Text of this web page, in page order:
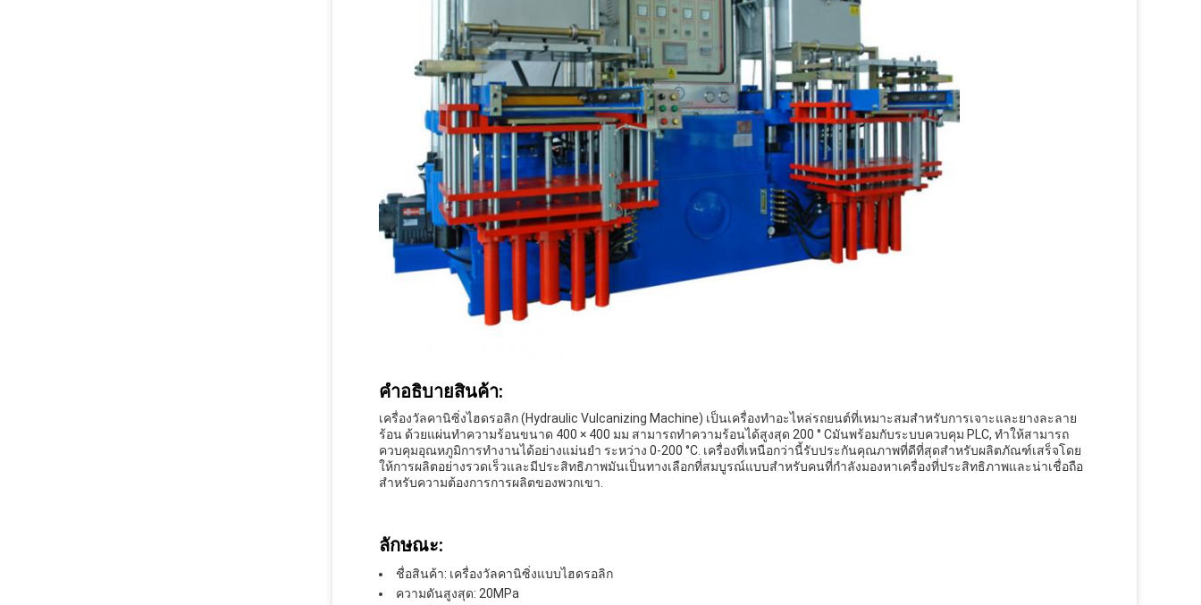
คําอธิบายสินค้า:
เครื่องวัลคานิซิ่งไฮดรอลิก (Hydraulic Vulcanizing Machine) เป็นเครื่องทําอะไหล่รถยนต์ที่เหมาะสมสําหรับการเจาะและยางละลาย
ร้อน ด้วยแผ่นทําความร้อนขนาด 400 × 400 มม สามารถทําความร้อนได้สูงสุด 200 ° Cมันพร้อมกับระบบควบคุม PLC, ทําให้สามารถ
ควบคุมอุณหภูมิการทํางานได้อย่างแม่นยํา ระหว่าง 0-200 °C. เครื่องที่เหนือกว่านี้รับประกันคุณภาพที่ดีที่สุดสําหรับผลิตภัณฑ์เสร็จโดย
ให้การผลิตอย่างรวดเร็วและมีประสิทธิภาพมันเป็นทางเลือกที่สมบูรณ์แบบสําหรับคนที่กําลังมองหาเครื่องที่ประสิทธิภาพและน่าเชื่อถือ
สําหรับความต้องการการผลิตของพวกเขา.
ลักษณะ:
ชื่อสินค้า: เครื่องวัลคานิซิ่งแบบไฮดรอลิก
ความดันสูงสุด: 20MPa